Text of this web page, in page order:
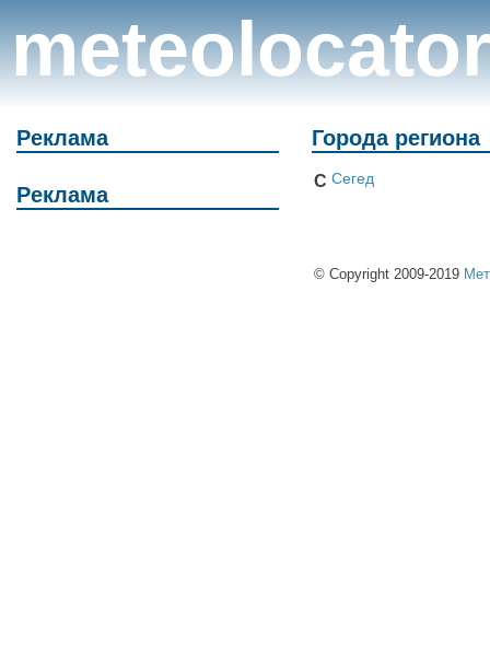
meteolocator
Реклама
Реклама
Города региона
С Сегед
© Copyright 2009-2019